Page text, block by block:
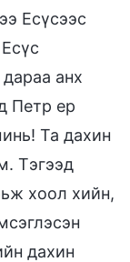
Есүсээс
анх
Петр ер
Та дахин
Тэгээд
хоол хийн,
дахин